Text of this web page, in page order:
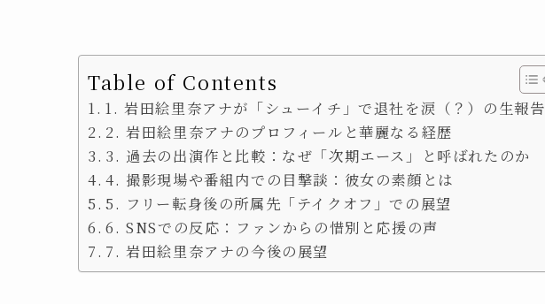
Table of Contents
1. 岩田絵里奈アナが「シューイチ」で退社を涙（？）の生報告
2. 岩田絵里奈アナのプロフィールと華麗なる経歴
3. 過去の出演作と比較：なぜ「次期エース」と呼ばれたのか
4. 撮影現場や番組内での目撃談：彼女の素顔とは
5. フリー転身後の所属先「テイクオフ」での展望
6. SNSでの反応：ファンからの惜別と応援の声
7. 岩田絵里奈アナの今後の展望